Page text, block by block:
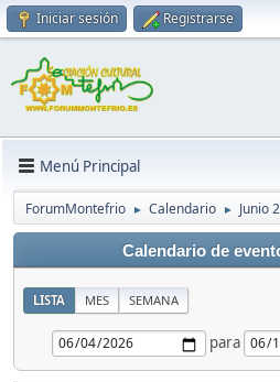
Iniciar sesión Registrarse
Menú Principal
ForumMontefrio ► Calendario ► Junio
Calendario de
LISTA MES SEMANA
para